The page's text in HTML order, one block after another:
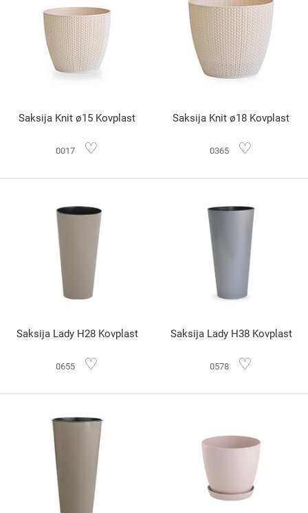
Saksija Knit ø15 Kovplast
0017 ♡
Saksija Knit ø18 Kovplast
0365 ♡
Saksija Lady H28 Kovplast
0655 ♡
Saksija Lady H38 Kovplast
0578 ♡